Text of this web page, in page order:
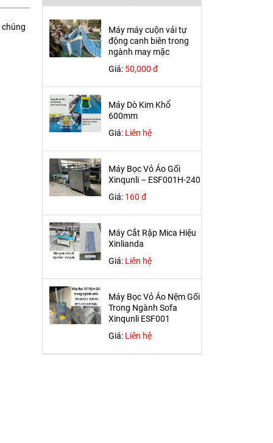
chúng
Máy máy cuộn vải tự
động canh biên trong
ngành may mặc
Giá: 50,000 đ
Máy Dò Kim Khổ
600mm
Giá: Liên hệ
Máy Bọc Vỏ Áo Gối
Xinqunli – ESF001H-240
Giá: 160 đ
Máy Cắt Rập Mica Hiệu
Xinlianda
Giá: Liên hệ
Máy Bọc Vỏ Áo Nệm Gối
Trong Ngành Sofa
Xinqunli ESF001
Giá: Liên hệ